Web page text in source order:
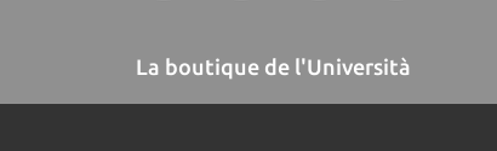
La boutique de l'Università